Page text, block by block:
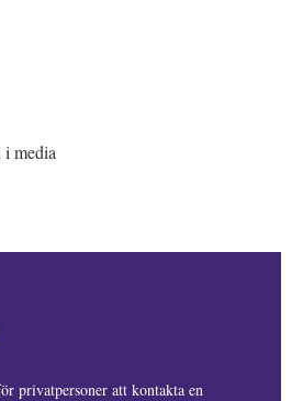
media
privatpersoner att kontakta en